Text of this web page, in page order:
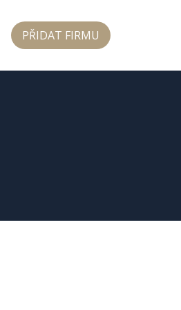
PŘIDAT FIRMU